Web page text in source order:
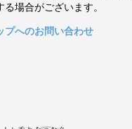
場合がございます。
プへのお問い合わせ